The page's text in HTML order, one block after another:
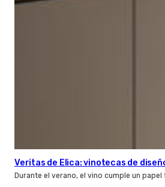
Veritas de Elica: vinotecas de
Durante el verano, el vino cumple un